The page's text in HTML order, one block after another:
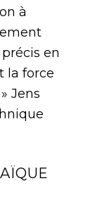
à
en
la force
Jens